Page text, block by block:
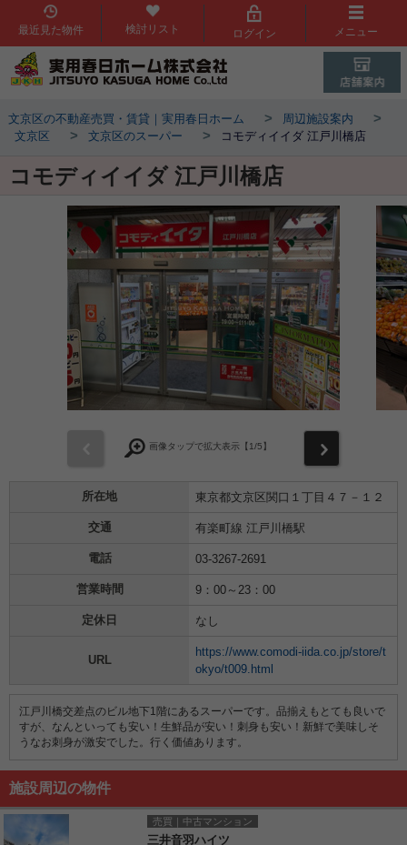
最近見た物件 検討リスト ログイン メニュー
文京区の不動産売買・賃貸｜実用春日ホーム > 周辺施設案内 >
文京区 > 文京区のスーパー > コモディイイダ 江戸川橋店
コモディイイダ 江戸川橋店
画像タップで拡大表示【 1/5】
所在地 東京都文京区関口１丁目４７－１２
交通 有楽町線 江戸川橋駅
電話 03-3267-2691
営業時間 9：00～23：00
定休日 なし
URL
https://www.comodi-iida.co.jp/store/t
okyo/t009.html
江戸川橋交差点のビル地下1階にあるスーパーです。品揃えもとても良いで
すが、なんといっても安い！生鮮品が安い！刺身も安い！新鮮で美味しそ
うなお刺身が激安でした。行く価値あります。
施設周辺の物件
売買｜中古マンション
三井音羽ハイツ